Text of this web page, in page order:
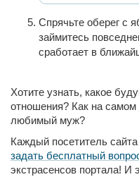
Спрячьте оберег с
займитесь
сработает в
Хотите узнать, какое
отношения? Как на самом
любимый муж?
Каждый посетитель
задать бесплатный
экстрасенсов портала! И